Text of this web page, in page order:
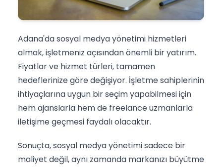
Adana'da sosyal medya yönetimi hizmetleri
almak, işletmeniz açısından önemli bir yatırım.
Fiyatlar ve hizmet türleri, tamamen
hedeflerinize göre değişiyor. İşletme sahiplerinin
ihtiyaçlarına uygun bir seçim yapabilmesi için
hem ajanslarla hem de freelance uzmanlarla
iletişime geçmesi faydalı olacaktır.
Sonuçta, sosyal medya yönetimi sadece bir
maliyet değil, aynı zamanda markanızı büyütme